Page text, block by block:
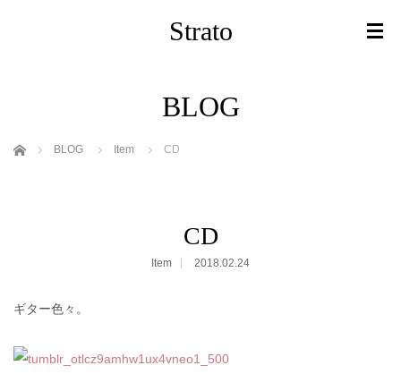
Strato
BLOG
ホーム BLOG Item CD
CD
Item 2018.02.24
ギター色々。